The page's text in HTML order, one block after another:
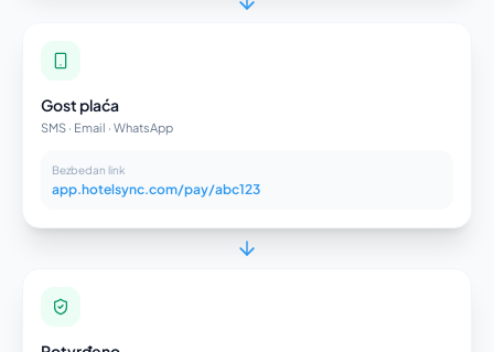
Gost plaća
SMS · Email · WhatsApp
Bezbedan link
app.hotelsync.com/pay/abc123